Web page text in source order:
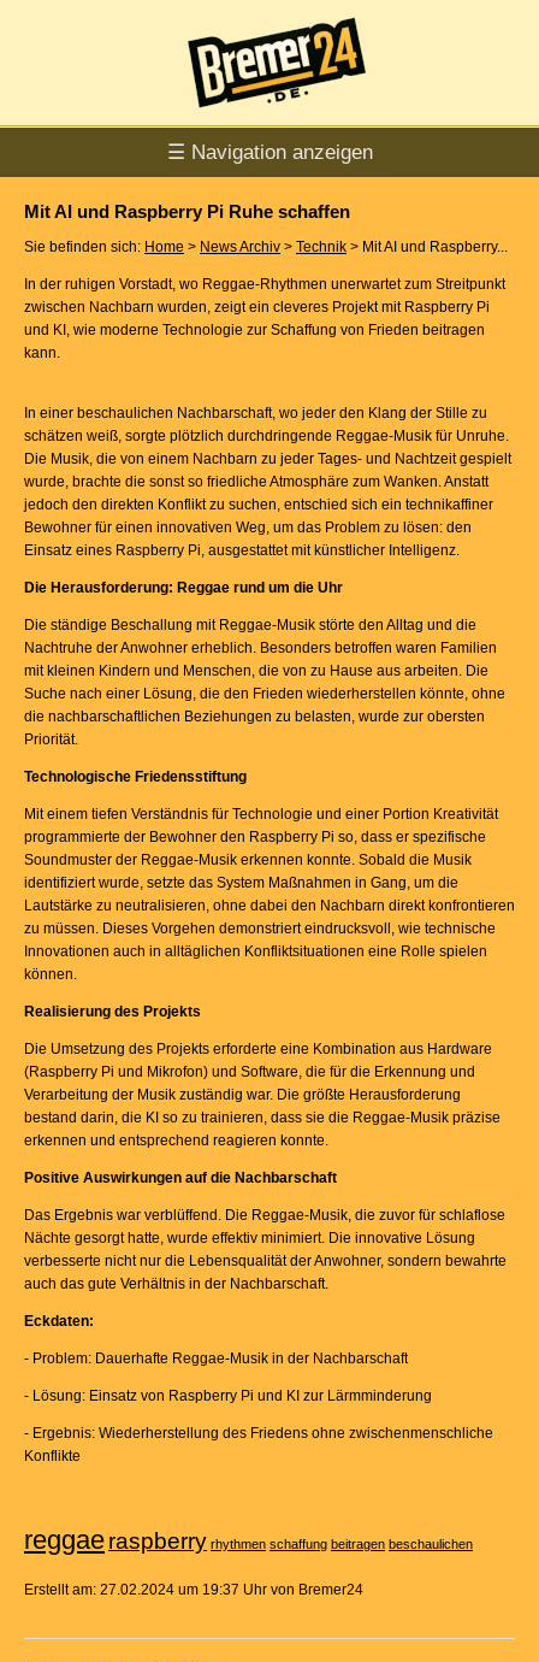
☰ Navigation anzeigen
Mit AI und Raspberry Pi Ruhe schaffen
Sie befinden sich: Home > News Archiv > Technik > Mit AI und Raspberry...
In der ruhigen Vorstadt, wo Reggae-Rhythmen unerwartet zum Streitpunkt
zwischen Nachbarn wurden, zeigt ein cleveres Projekt mit Raspberry Pi
und KI, wie moderne Technologie zur Schaffung von Frieden beitragen
kann.
In einer beschaulichen Nachbarschaft, wo jeder den Klang der Stille zu
schätzen weiß, sorgte plötzlich durchdringende Reggae-Musik für Unruhe.
Die Musik, die von einem Nachbarn zu jeder Tages- und Nachtzeit gespielt
wurde, brachte die sonst so friedliche Atmosphäre zum Wanken. Anstatt
jedoch den direkten Konflikt zu suchen, entschied sich ein technikaffiner
Bewohner für einen innovativen Weg, um das Problem zu lösen: den
Einsatz eines Raspberry Pi, ausgestattet mit künstlicher Intelligenz.
Die Herausforderung: Reggae rund um die Uhr
Die ständige Beschallung mit Reggae-Musik störte den Alltag und die
Nachtruhe der Anwohner erheblich. Besonders betroffen waren Familien
mit kleinen Kindern und Menschen, die von zu Hause aus arbeiten. Die
Suche nach einer Lösung, die den Frieden wiederherstellen könnte, ohne
die nachbarschaftlichen Beziehungen zu belasten, wurde zur obersten
Priorität.
Technologische Friedensstiftung
Mit einem tiefen Verständnis für Technologie und einer Portion Kreativität
programmierte der Bewohner den Raspberry Pi so, dass er spezifische
Soundmuster der Reggae-Musik erkennen konnte. Sobald die Musik
identifiziert wurde, setzte das System Maßnahmen in Gang, um die
Lautstärke zu neutralisieren, ohne dabei den Nachbarn direkt konfrontieren
zu müssen. Dieses Vorgehen demonstriert eindrucksvoll, wie technische
Innovationen auch in alltäglichen Konfliktsituationen eine Rolle spielen
können.
Realisierung des Projekts
Die Umsetzung des Projekts erforderte eine Kombination aus Hardware
(Raspberry Pi und Mikrofon) und Software, die für die Erkennung und
Verarbeitung der Musik zuständig war. Die größte Herausforderung
bestand darin, die KI so zu trainieren, dass sie die Reggae-Musik präzise
erkennen und entsprechend reagieren konnte.
Positive Auswirkungen auf die Nachbarschaft
Das Ergebnis war verblüffend. Die Reggae-Musik, die zuvor für schlaflose
Nächte gesorgt hatte, wurde effektiv minimiert. Die innovative Lösung
verbesserte nicht nur die Lebensqualität der Anwohner, sondern bewahrte
auch das gute Verhältnis in der Nachbarschaft.
Eckdaten:
- Problem: Dauerhafte Reggae-Musik in der Nachbarschaft
- Lösung: Einsatz von Raspberry Pi und KI zur Lärmminderung
- Ergebnis: Wiederherstellung des Friedens ohne zwischenmenschliche
Konflikte
reggaeraspberry rhythmen schaffung beitragen beschaulichen
Erstellt am: 27.02.2024 um 19:37 Uhr von Bremer24